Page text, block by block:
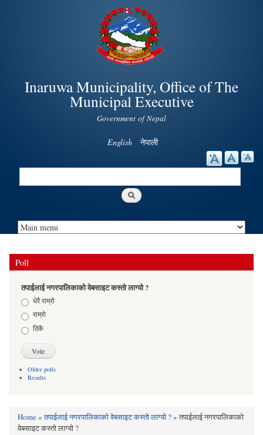
Skip to
main
content
Inaruwa Municipality, Office of The
Municipal Executive
Government of Nepal
English नेपाली
Search
Poll
तपाईलाई नगरपालिकाको वेबसाइट कस्तो लाग्यो ?
Choicesधेरै राम्रो
राम्रो
ठिकै
Older polls
Results
You are here
Home»तपाईलाई नगरपालिकाको वेबसाइट कस्तो लाग्यो ?» तपाईलाई नगरपालिकाको
वेबसाइट कस्तो लाग्यो ?